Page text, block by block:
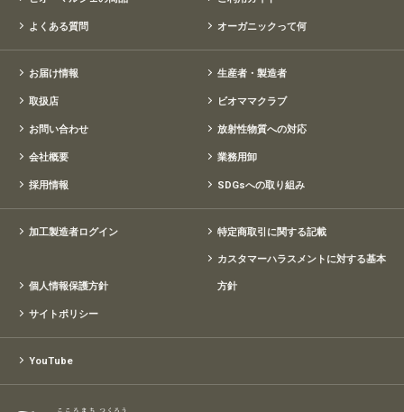
よくある質問 オーガニックって何
お届け情報 生産者・製造者
取扱店 ビオママクラブ
お問い合わせ 放射性物質への対応
会社概要 業務用卸
採用情報 SDGsへの取り組み
加工製造者ログイン 特定商取引に関する記載
個人情報保護方針
カスタマーハラスメントに対する基本
方針
サイトポリシー
YouTube